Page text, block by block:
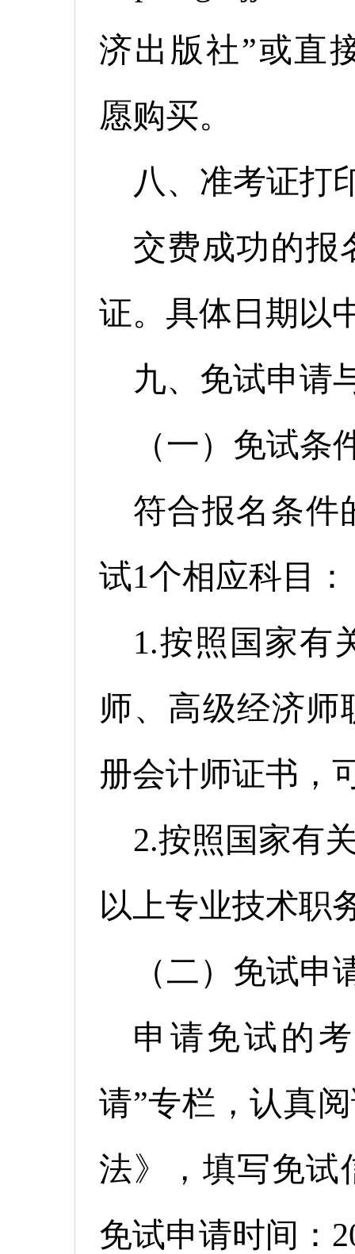
济出版社”或直
愿购买。
八、准考证打
交费成功的报
证。具体日期以
九、免试申请
（一）免试条
符合报名条件
试1个相应科目：
1.按照国家有
师、高级经济师
册会计师证书，
2.按照国家有
以上专业技术职
（二）免试申
申请免试的
请”专栏，认真
法》，填写免试
免试申请时间：